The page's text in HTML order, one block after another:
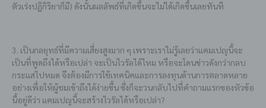
ตัวเร่งปฏิกิริยาก็มี) ดังนั้นผลลัพธ์ที่เกิดขึ้นจะไม่ได้เกิดขึ้นเลยทันที
3. เป็นกลยุทธ์ที่มีความเสี่ยงสูงมาก ๆ เพราะเราไม่รู้เลยว่าแคมเปญนี้จะ
เป็นที่พูดถึงได้หรือเปล่า จะเป็นไวรัลได้ไหม หรือจะโดนข่าวดังกว่ากลบ
กระแสไปหมด จึงต้องมีการใช้เทคนิคและการลงทุนด้านการตลาดหลาย
อย่างเพื่อให้ผู้ชมเข้าถึงได้ง่ายขึ้น ซึ่งก็จะวนกลับไปที่คำถามแรกของหัวข้อ
นี้อยู่ดีว่า แคมเปญนี้จะสร้างไวรัลได้หรือเปล่า?